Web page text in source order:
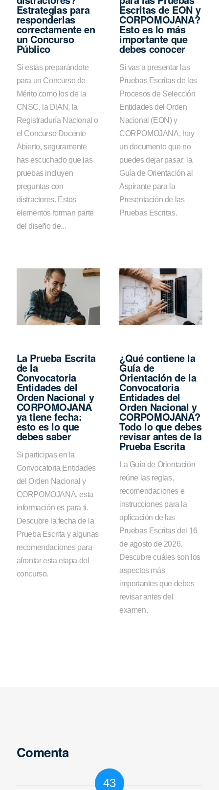
Estrategias para
responderlas
correctamente en
un Concurso
Público
Si estás preparándote
para un Concurso de
Mérito como los de la
CNSC, la DIAN, la
Registraduría Nacional o
el Concurso Docente
Abierto, seguramente
has escuchado que las
pruebas incluyen
preguntas con
distractores. Estos
elementos forman parte
del diseño de...
Escritas de EON y
CORPOMOJANA?
Esto es lo más
importante que
debes conocer
Si vas a presentar las
Pruebas Escritas de los
Procesos de Selección
Entidades del Orden
Nacional (EON) y
CORPOMOJANA, hay
un documento que no
puedes dejar pasar: la
Guía de Orientación al
Aspirante para la
Presentación de las
Pruebas Escritas.
La Prueba Escrita
de la
Convocatoria
Entidades del
Orden Nacional y
CORPOMOJANA
ya tiene fecha:
esto es lo que
debes saber
Si participas en la
Convocatoria Entidades
del Orden Nacional y
CORPOMOJANA, esta
información es para ti.
Descubre la fecha de la
Prueba Escrita y algunas
recomendaciones para
afrontar esta etapa del
concurso.
¿Qué contiene la
Guía de
Orientación de la
Convocatoria
Entidades del
Orden Nacional y
CORPOMOJANA?
Todo lo que debes
revisar antes de la
Prueba Escrita
La Guía de Orientación
reúne las reglas,
recomendaciones e
instrucciones para la
aplicación de las
Pruebas Escritas del 16
de agosto de 2026.
Descubre cuáles son los
aspectos más
importantes que debes
revisar antes del
examen.
Comenta
43